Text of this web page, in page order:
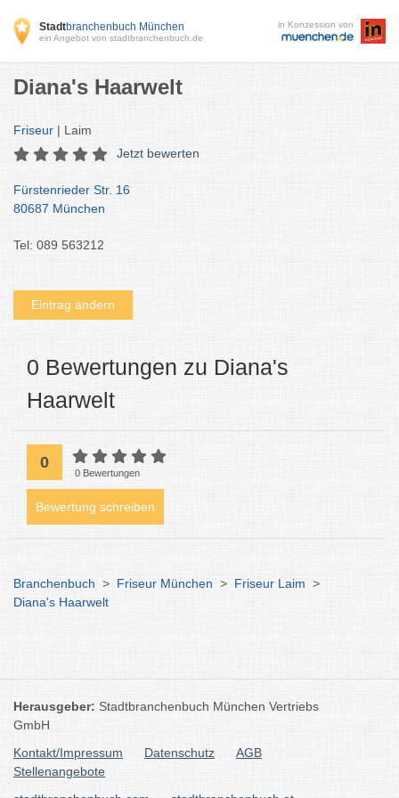
Stadtbranchenbuch München
ein Angebot von stadtbranchenbuch.de
in Konzession von
Diana's Haarwelt
Friseur | Laim
Jetzt bewerten
Fürstenrieder Str. 16
80687 München
Tel: 089 563212
Eintrag ändern
0 Bewertungen zu Diana's
Haarwelt
0
0 Bewertungen
Bewertung schreiben
Branchenbuch > Friseur München > Friseur Laim >
Diana's Haarwelt
Herausgeber: Stadtbranchenbuch München Vertriebs
GmbH
Kontakt/Impressum
Datenschutz
AGB
Stellenangebote